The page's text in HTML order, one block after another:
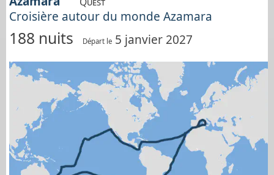
Croisière autour du monde Azamara
188 nuits Départ le 5 janvier 2027